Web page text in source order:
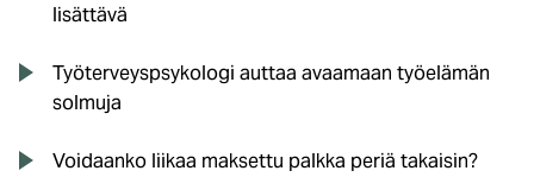
lisättävä
Työterveyspsykologi auttaa avaamaan työelämän
solmuja
Voidaanko liikaa maksettu palkka periä takaisin?